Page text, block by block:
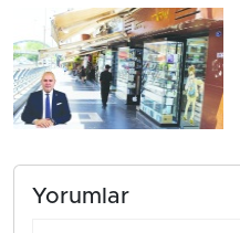
Yorumlar